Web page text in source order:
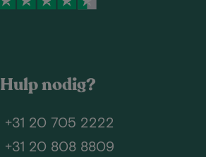
Hulp nodig?
+31 20 705 2222
+31 20 808 8809